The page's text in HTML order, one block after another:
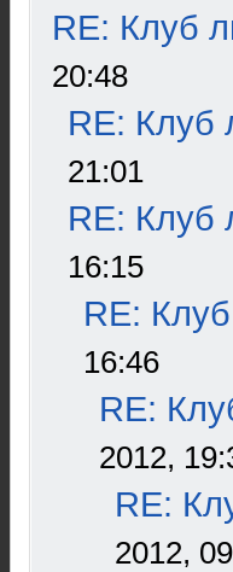
RE: Клуб
20:48
RE: Клуб
21:01
RE: Клуб
16:15
RE:
16:46
RE:
2012,
RE:
2012,